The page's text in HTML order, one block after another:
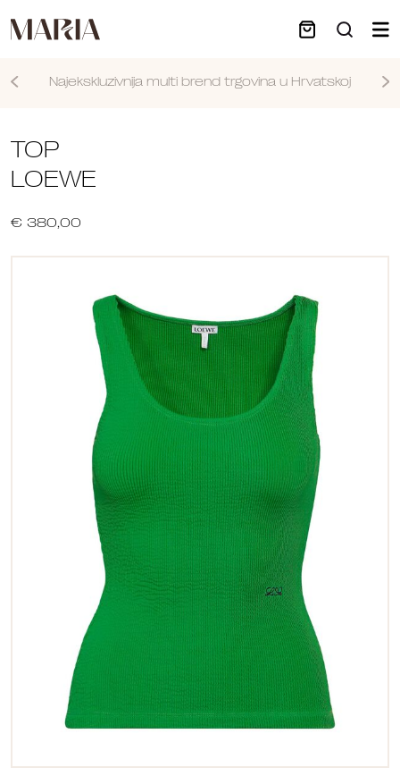
Najekskluzivnija multi brend trgovina u Hrvatskoj
TOP
LOEWE
€ 380,00